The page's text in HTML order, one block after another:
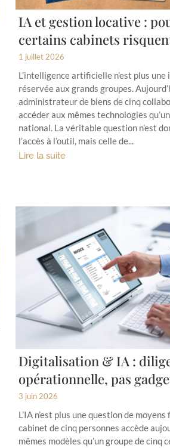
IA et gestion locative :
certains cabinets
1 juillet 2026
L’intelligence artificielle n’est plus
réservée aux grands groupes.
administrateur de biens de cinq
accéder aux mêmes technologies
national. La véritable question n’est
l’accès à l’outil, mais celle de...
Lire la suite
Digitalisation & IA :
opérationnelle, pas
3 juin 2026
L’IA n’est plus une question de
cabinet de cinq personnes accède
mêmes modèles qu’un groupe de cinq